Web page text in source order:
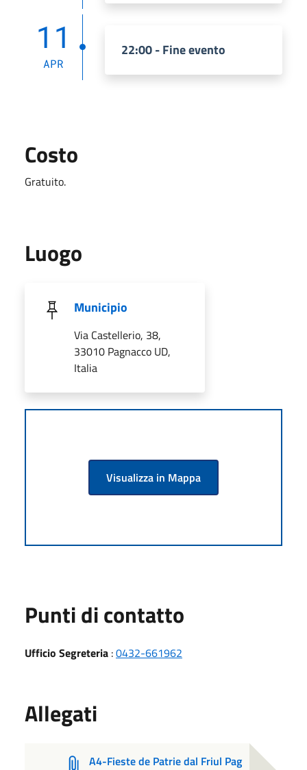
11
APR
22:00 - Fine evento
Costo
Gratuito.
Luogo
Municipio
Via Castellerio, 38,
33010 Pagnacco UD,
Italia
Visualizza in Mappa
Punti di contatto
Ufficio Segreteria :0432-661962
Allegati
A4-Fieste de Patrie dal Friul Pag